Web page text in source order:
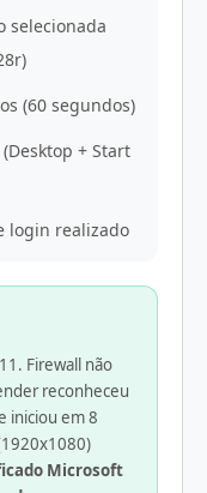
selecionada
(60 segundos)
+ Start
login realizado
Firewall não
reconheceu
iniciou em 8
Microsoft